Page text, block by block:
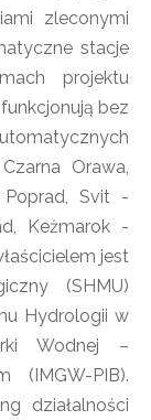
zleconymi
stacje
projektu
bez
Orawa,
Poprad, Svit -
Keżmarok -
jest
(SHMU)
Hydrologii w
Wodnej –
(IMGW-PIB).
działalności